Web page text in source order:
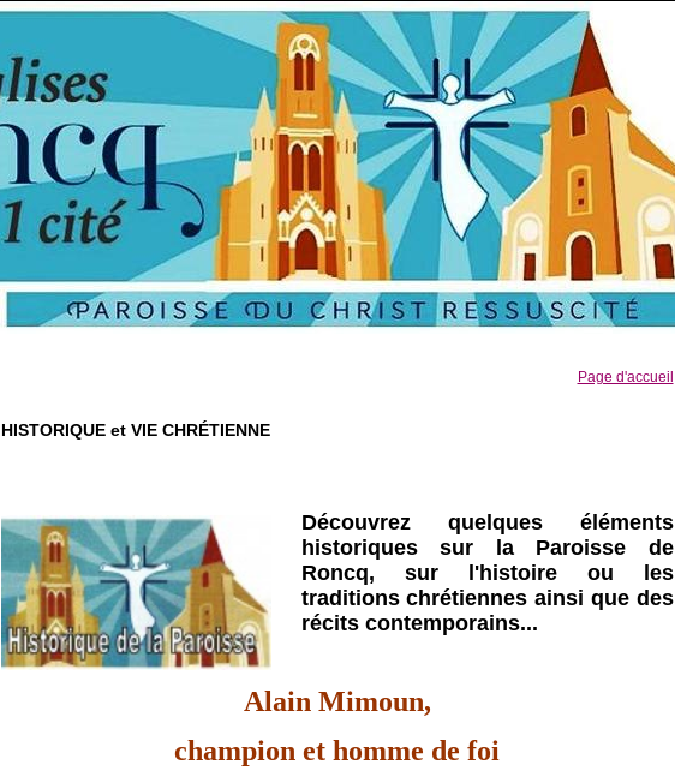
Page d'accueil
HISTORIQUE et VIE CHRÉTIENNE
Découvrez quelques éléments
historiques sur la Paroisse de
Roncq, sur l'histoire ou les
traditions chrétiennes ainsi que des
récits contemporains...
Alain Mimoun,
champion et homme de foi